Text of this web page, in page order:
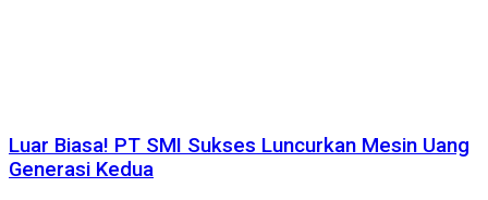
Luar Biasa! PT SMI Sukses Luncurkan Mesin Uang
Generasi Kedua